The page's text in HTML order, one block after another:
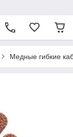
Медные гибкие